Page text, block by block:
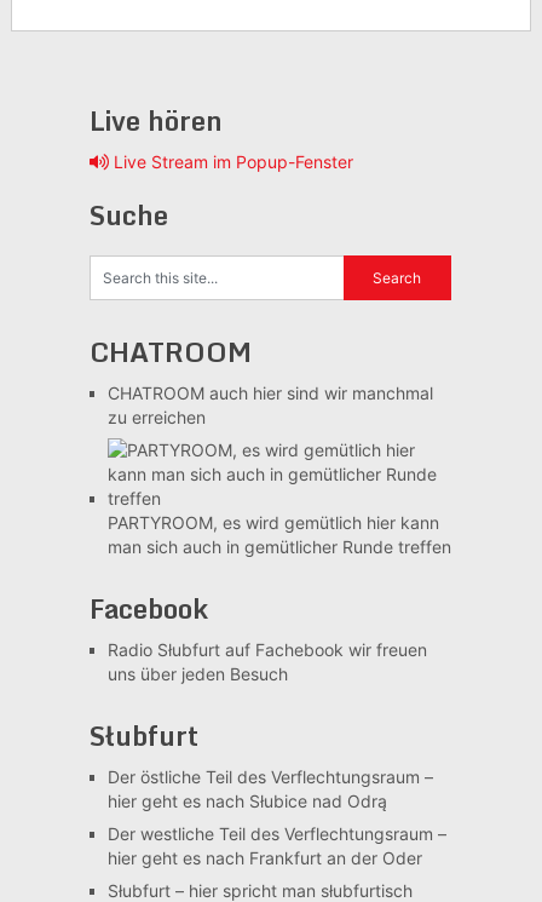
Live hören
Live Stream im Popup-Fenster
Suche
CHATROOM
CHATROOMauch hier sind wir manchmal
zu erreichen
PARTYROOM, es wird gemütlichhier kann
man sich auch in gemütlicher Runde treffen
Facebook
Radio Słubfurt auf Fachebook wir freuen
uns über jeden Besuch
Słubfurt
Der östliche Teil des Verflechtungsraum –
hier geht es nach Słubice nad Odrą
Der westliche Teil des Verflechtungsraum –
hier geht es nach Frankfurt an der Oder
Słubfurt –hier spricht man słubfurtisch